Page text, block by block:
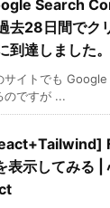
Search
過去28日間でク
到達しました。
サイトでも
のですが ...
表示してみる |